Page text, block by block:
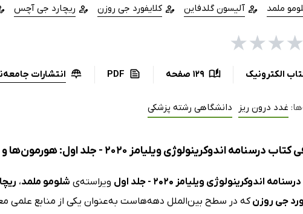
ملمد آلیسون گلدفاین کلایفورد جی روزن ریچارد جی آچس
★
★
★
★
الکترونیک 129 صفحه PDF انتشارات
غدد درون ریز دانشگاهی رشته پزشکی
اندوکرینولوژی ویلیامز 2020 - جلد اول: هورمون‌ها و عملکرد هورمون - ویراست چهاردهم
درسنامه اندوکرینولوژی ویلیامز 2020 - جلد اول ویراسته‌ی شلومو ملمد،
جی روزنکه در سطح بین‌الملل دهه‌هاست به‌عنوان یکی از منابع علمی